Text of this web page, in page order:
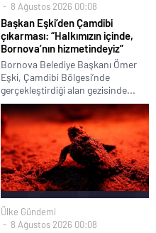
8 Ağustos 2026 00:08
Başkan Eşki’den Çamdibi
çıkarması: “Halkımızın içinde,
Bornova’nın hizmetindeyiz”
Bornova Belediye Başkanı Ömer
Eşki, Çamdibi Bölgesi’nde
gerçekleştirdiği alan gezisinde...
Ülke Gündemi
8 Ağustos 2026 00:08